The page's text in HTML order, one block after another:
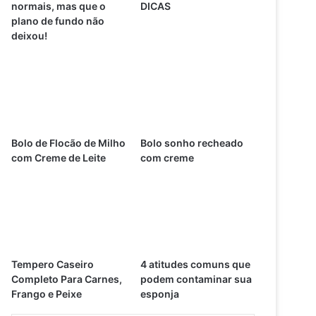
normais, mas que o
plano de fundo não
deixou!
DICAS
Bolo de Flocão de Milho
com Creme de Leite
Bolo sonho recheado
com creme
Tempero Caseiro
Completo Para Carnes,
Frango e Peixe
4 atitudes comuns que
podem contaminar sua
esponja